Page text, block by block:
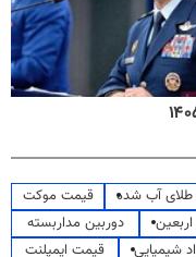
طلای آب شده
قیمت موکت
دوربین مداربسته
شیمیایی
قیمت ایمپلنت